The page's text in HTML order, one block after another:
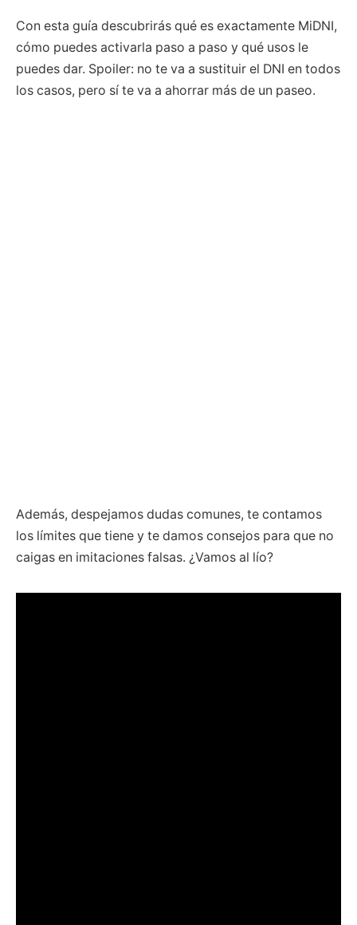
Con esta guía descubrirás qué es exactamente MiDNI,
cómo puedes activarla paso a paso y qué usos le
puedes dar. Spoiler: no te va a sustituir el DNI en todos
los casos, pero sí te va a ahorrar más de un paseo.
Además, despejamos dudas comunes, te contamos
los límites que tiene y te damos consejos para que no
caigas en imitaciones falsas. ¿Vamos al lío?